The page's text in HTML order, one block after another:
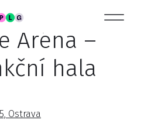
Aréna –
hala
Ostrava